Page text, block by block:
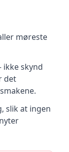
møreste
ikke skynd
det
slik at ingen